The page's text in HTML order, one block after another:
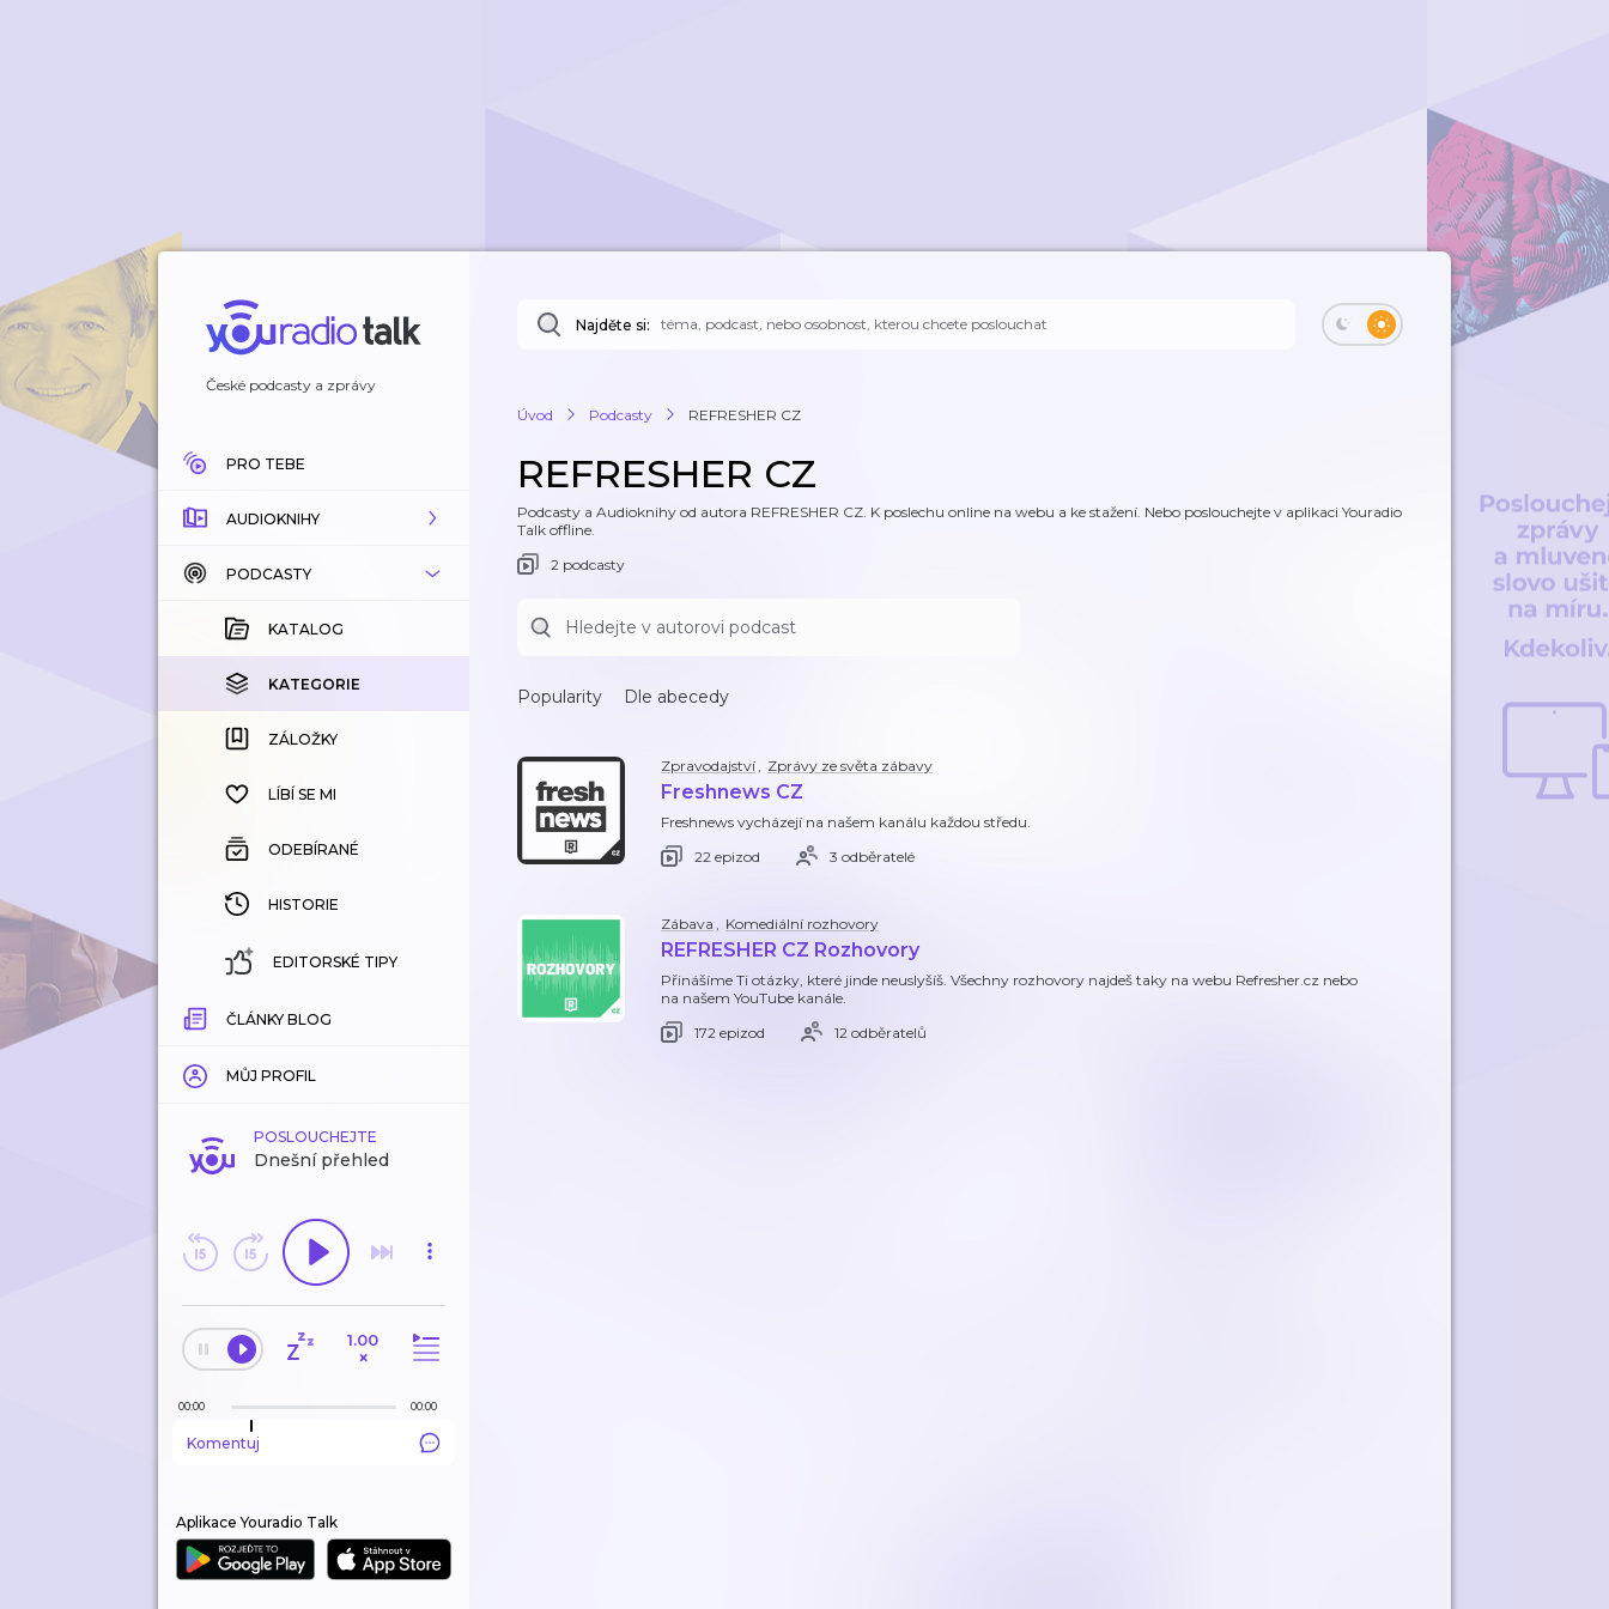
České podcasty a zprávy
PRO TEBE
AUDIOKNIHY
KATALOG
KOUPENÉ
KATEGORIE
ZÁLOŽKY
HISTORIE
PODCASTY
KATALOG
KATEGORIE
ZÁLOŽKY
LÍBÍ SE MI
ODEBÍRANÉ
HISTORIE
EDITORSKÉ TIPY
ČLÁNKY BLOG
MŮJ PROFIL
POSLOUCHEJTE
Dnešní přehled
1.00
×
00:00 00:00
Komentuj
Aplikace Youradio Talk
Najděte si:
Úvod Podcasty REFRESHER CZ
REFRESHER CZ
Podcasty a Audioknihy od autora REFRESHER CZ. K poslechu online na webu a ke stažení. Nebo poslouchejte v aplikaci Youradio
Talk offline.
2 podcasty
Popularity Dle abecedy
Zpravodajství, Zprávy ze světa zábavy
Freshnews CZ
Freshnews vycházejí na našem kanálu každou středu.
22 epizod
3 odběratelé
Zábava , Komediální rozhovory
REFRESHER CZ Rozhovory
Přinášíme Ti otázky, které jinde neuslyšíš. Všechny rozhovory najdeš taky na webu Refresher.cz nebo
na našem YouTube kanále.
172 epizod
12 odběratelů